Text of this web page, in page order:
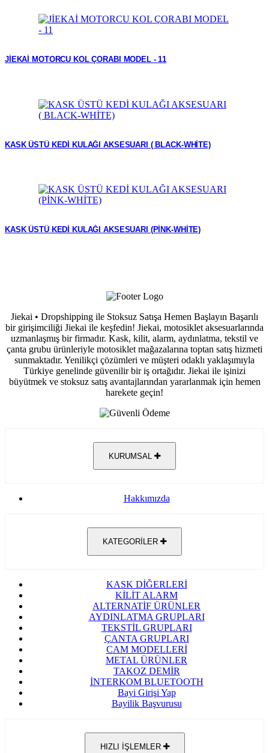
JİEKAİ MOTORCU KOL ÇORABI MODEL - 11
KASK ÜSTÜ KEDİ KULAĞI AKSESUARI ( BLACK-WHİTE)
KASK ÜSTÜ KEDİ KULAĞI AKSESUARI (PİNK-WHİTE)
Jiekai • Dropshipping ile Stoksuz Satışa Hemen Başlayın Başarılı
bir girişimciliği Jiekai ile keşfedin! Jiekai, motosiklet aksesuarlarında
uzmanlaşmış bir firmadır. Kask, kilit, alarm, aydınlatma, tekstil ve
çanta grubu ürünleriyle motosiklet mağazalarına toptan satış hizmeti
sunmaktadır. Yenilikçi çözümleri ve müşteri odaklı yaklaşımıyla
Türkiye genelinde güvenilir bir iş ortağıdır. Jiekai ile işinizi
büyütmek ve stoksuz satış avantajlarından yararlanmak için hemen
harekete geçin!
KURUMSAL
Hakkımızda
KATEGORİLER
KASK DİĞERLERİ
KİLİT ALARM
ALTERNATİF ÜRÜNLER
AYDINLATMA GRUPLARI
TEKSTİL GRUPLARI
ÇANTA GRUPLARI
CAM MODELLERİ
METAL ÜRÜNLER
TAKOZ DEMİR
İNTERKOM BLUETOOTH
Bayi Girişi Yap
Bayilik Başvurusu
HIZLI İŞLEMLER